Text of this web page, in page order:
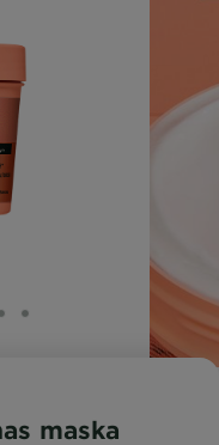
4 5
SLIDE 6
SLIDE 7
maska